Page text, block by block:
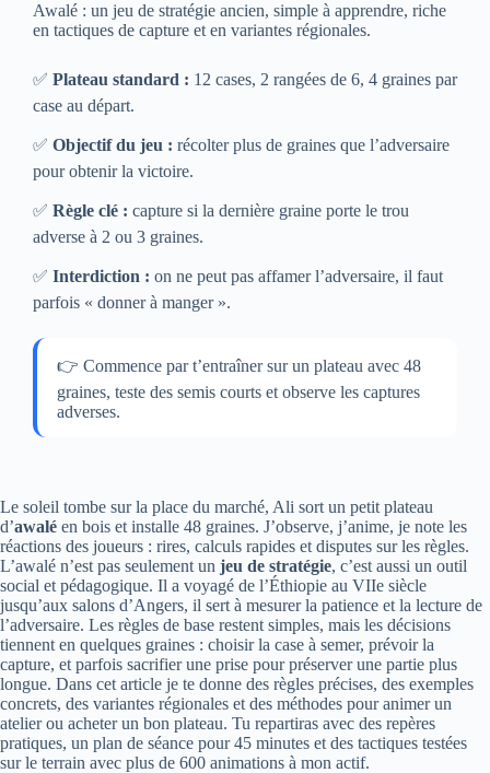
Awalé : un jeu de stratégie ancien, simple à apprendre, riche
en tactiques de capture et en variantes régionales.
✅ Plateau standard : 12 cases, 2 rangées de 6, 4 graines par
case au départ.
✅ Objectif du jeu : récolter plus de graines que l’adversaire
pour obtenir la victoire.
✅ Règle clé : capture si la dernière graine porte le trou
adverse à 2 ou 3 graines.
✅ Interdiction : on ne peut pas affamer l’adversaire, il faut
parfois « donner à manger ».
👉 Commence par t’entraîner sur un plateau avec 48
graines, teste des semis courts et observe les captures
adverses.
Le soleil tombe sur la place du marché, Ali sort un petit plateau
d’awalé en bois et installe 48 graines. J’observe, j’anime, je note les
réactions des joueurs : rires, calculs rapides et disputes sur les règles.
L’awalé n’est pas seulement un jeu de stratégie, c’est aussi un outil
social et pédagogique. Il a voyagé de l’Éthiopie au VIIe siècle
jusqu’aux salons d’Angers, il sert à mesurer la patience et la lecture de
l’adversaire. Les règles de base restent simples, mais les décisions
tiennent en quelques graines : choisir la case à semer, prévoir la
capture, et parfois sacrifier une prise pour préserver une partie plus
longue. Dans cet article je te donne des règles précises, des exemples
concrets, des variantes régionales et des méthodes pour animer un
atelier ou acheter un bon plateau. Tu repartiras avec des repères
pratiques, un plan de séance pour 45 minutes et des tactiques testées
sur le terrain avec plus de 600 animations à mon actif.